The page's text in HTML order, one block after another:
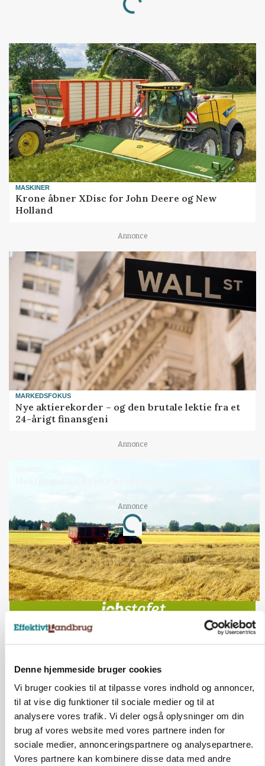
Denne hjemmeside bruger cookies
Vi bruger cookies til at tilpasse vores indhold og annoncer,
til at vise dig funktioner til sociale medier og til at
analysere vores trafik. Vi deler også oplysninger om din
brug af vores website med vores partnere inden for
sociale medier, annonceringspartnere og analysepartnere.
Vores partnere kan kombinere disse data med andre
MASKINER
Krone åbner XDisc for John Deere og New
Holland
Annonce
MARKEDSFOKUS
Nye aktierekorder – og den brutale lektie fra et
24-årigt finansgeni
Annonce
Annonce
Loading...
Jobs
i samarbejde med
Elevplads tilbydes ved Ringkøbing /
Trainee placement Ringkøbing
Grise
6950, Ringkøbing NY 06. aug.